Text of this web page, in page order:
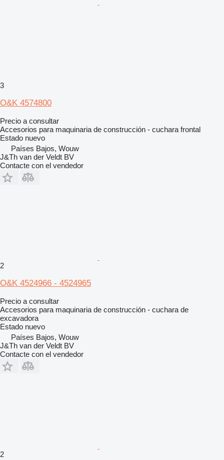
3
O&K 4574800
Precio a consultar
Accesorios para maquinaria de construcción - cuchara frontal
Estado nuevo
Países Bajos, Wouw
J&Th van der Veldt BV
Contacte con el vendedor
2
O&K 4524966 - 4524965
Precio a consultar
Accesorios para maquinaria de construcción - cuchara de
excavadora
Estado nuevo
Países Bajos, Wouw
J&Th van der Veldt BV
Contacte con el vendedor
2